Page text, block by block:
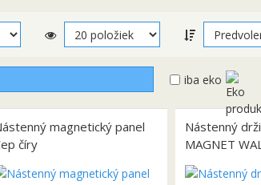
iba eko
magnetický panel
číry
Nástenný
MAGNET
prázdny